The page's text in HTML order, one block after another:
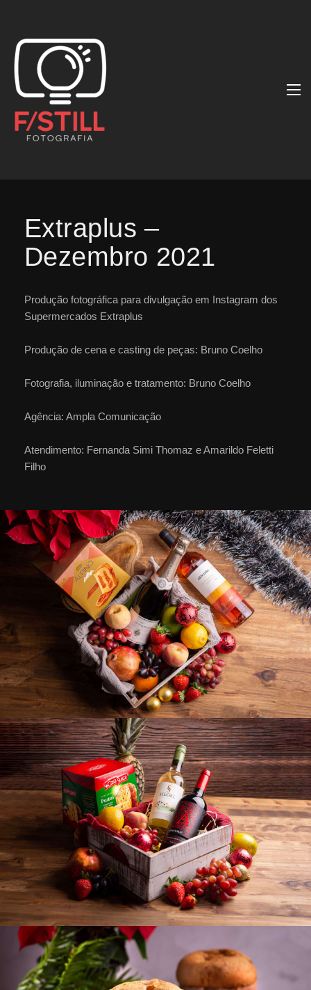
Extraplus –
Dezembro 2021
Produção fotográfica para divulgação em Instagram dos
Supermercados Extraplus
Produção de cena e casting de peças: Bruno Coelho
Fotografia, iluminação e tratamento: Bruno Coelho
Agência: Ampla Comunicação
Atendimento: Fernanda Simi Thomaz e Amarildo Feletti
Filho